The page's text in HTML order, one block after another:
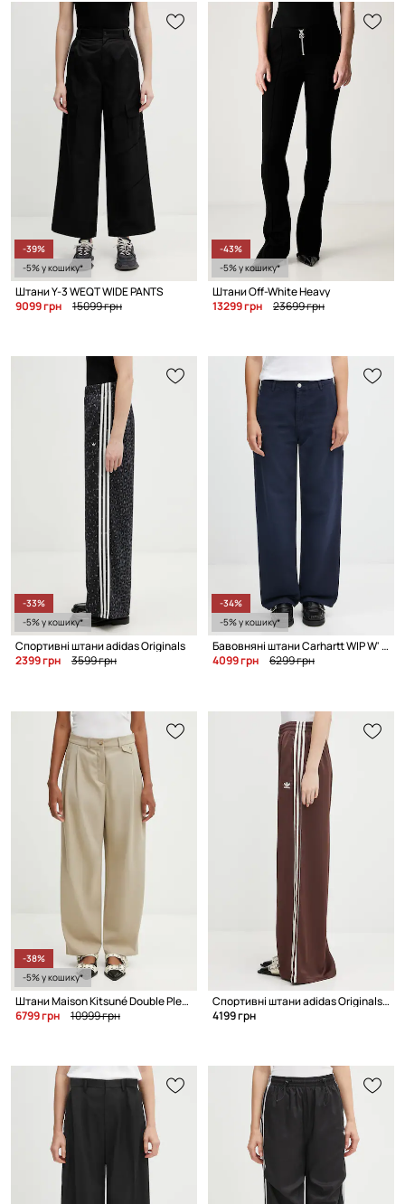
-39%
-5% у кошику*
Штани Y-3 WEQT WIDE PANTS
9099 грн
15099 грн
-43%
-5% у кошику*
Штани Off-White Heavy
13299 грн
23699 грн
-33%
-5% у кошику*
Спортивні штани adidas Originals
2399 грн
3599 грн
-34%
-5% у кошику*
Бавовняні штани Carhartt WIP W' Pierce Pant Straight
4099 грн
6299 грн
-38%
-5% у кошику*
Штани Maison Kitsuné Double Pleated
6799 грн
10999 грн
Спортивні штани adidas Originals Satin Tp Wl
4199 грн